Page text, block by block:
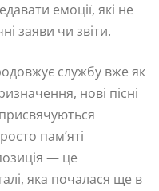
емоції, які не
заяви чи звіти.
службу вже як
нові пісні
пам’яті
— це
яка почалася ще в